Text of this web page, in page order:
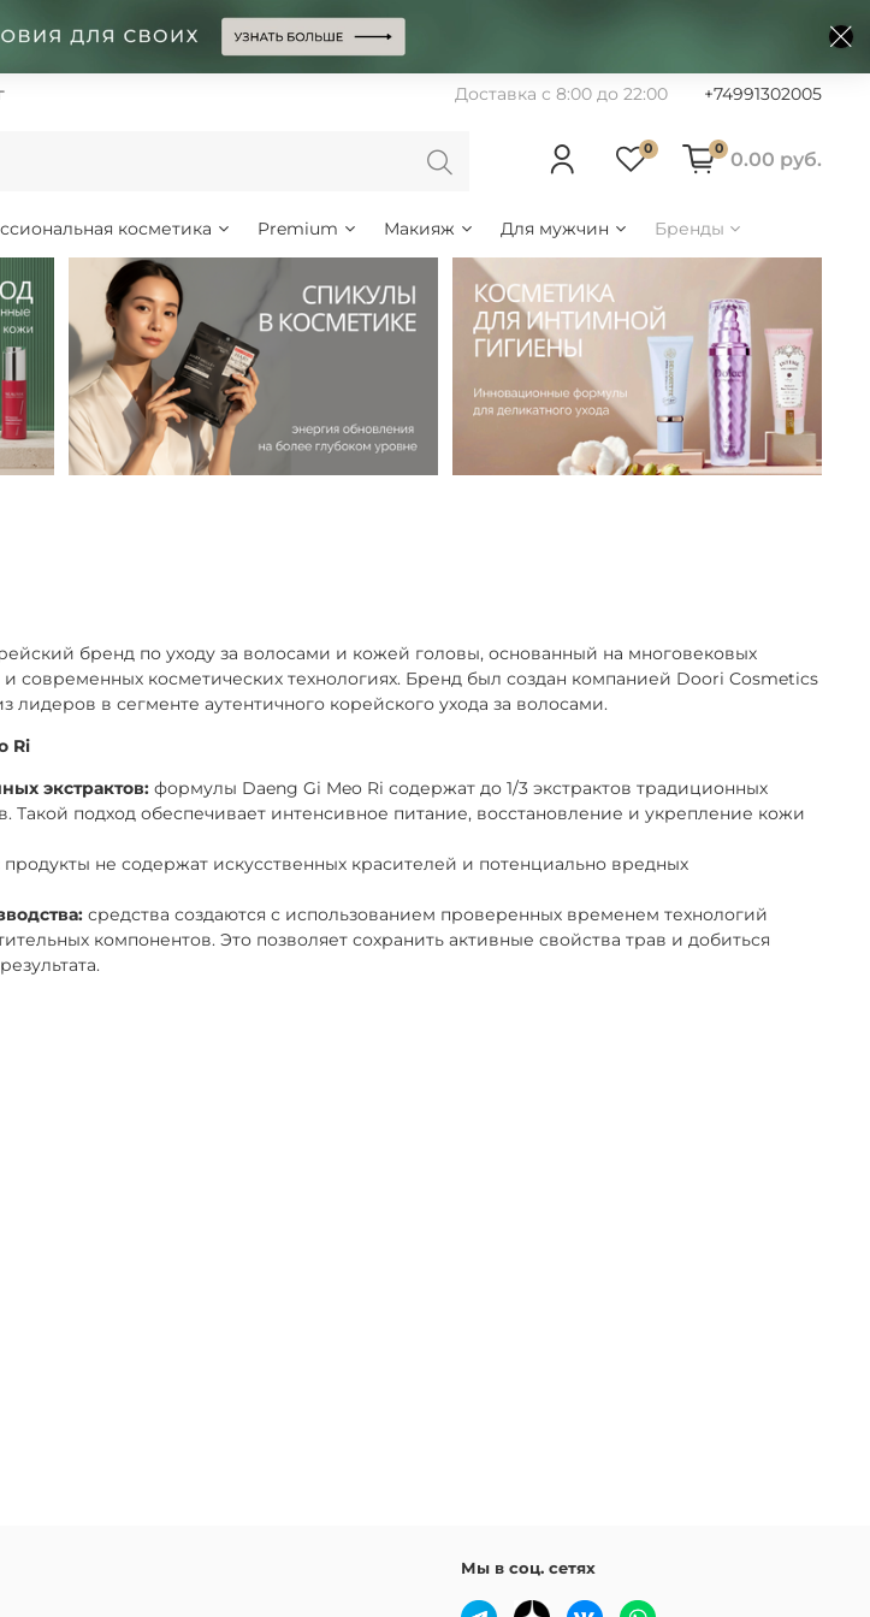
Доставка с 8:00 до 22:00 +74991302005
0 0 0.00 руб.
косметика Premium Макияж Для мужчин Бренды
бренд по уходу за волосами и кожей головы, основанный на многовековых
современных косметических технологиях. Бренд был создан компанией Doori Cosmetics
лидеров в сегменте аутентичного корейского ухода за волосами.
Ri
экстрактов: формулы Daeng Gi Meo Ri содержат до 1/3 экстрактов традиционных
Такой подход обеспечивает интенсивное питание, восстановление и укрепление кожи
продукты не содержат искусственных красителей и потенциально вредных
средства создаются с использованием проверенных временем технологий
компонентов. Это позволяет сохранить активные свойства трав и добиться
Мы в соц. сетях